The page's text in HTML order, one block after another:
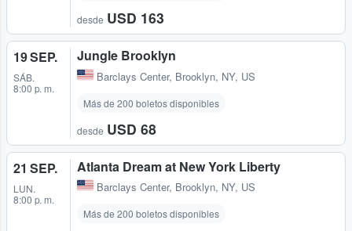
desde USD 163
19 SEP.
SÁB.
8:00 p. m.
Jungle Brooklyn
Barclays Center, Brooklyn, NY, US
Más de 200 boletos disponibles
desde USD 68
21 SEP.
LUN.
8:00 p. m.
Atlanta Dream at New York Liberty
Barclays Center, Brooklyn, NY, US
Más de 200 boletos disponibles